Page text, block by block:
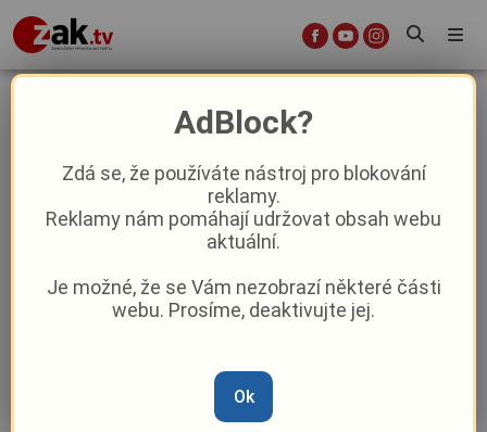
Nejlepší tipy na víkend? Top výlety za
historickými zážitky, za přírodou i za
kulturou
Panenka i Ivan Mládek na jednom hřišti:
Zbiroh přivítá legendy a oslaví dvě
Po sršni další asijský invazní druh: Na
Rokycansku se šíří kutilka asijská,
AdBlock?
Zdá se, že používáte nástroj pro blokování
reklamy.
Reklamy nám pomáhají udržovat obsah webu
aktuální.
Je možné, že se Vám nezobrazí některé části
webu. Prosíme, deaktivujte jej.
Ok